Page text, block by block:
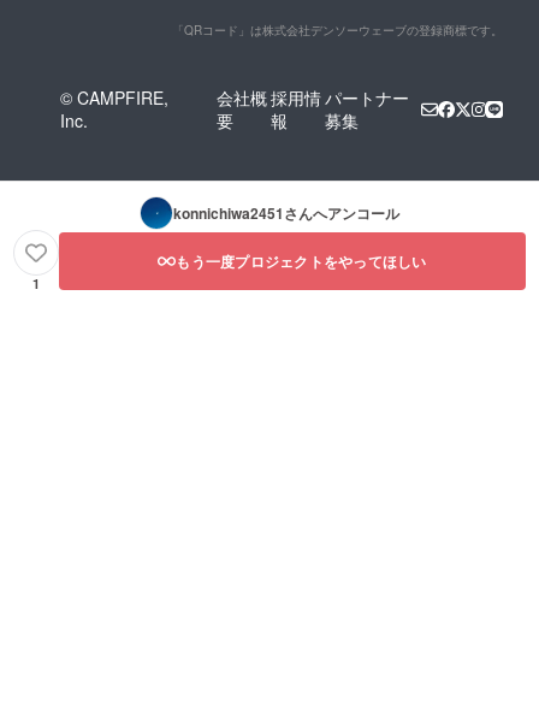
「QRコード」は株式会社デンソーウェーブの登録商標です。
© CAMPFIRE,
Inc.
会社概
要
採用情
報
パートナー
募集
konnichiwa2451さんへアンコール
1
もう一度プロジェクトをやってほしい